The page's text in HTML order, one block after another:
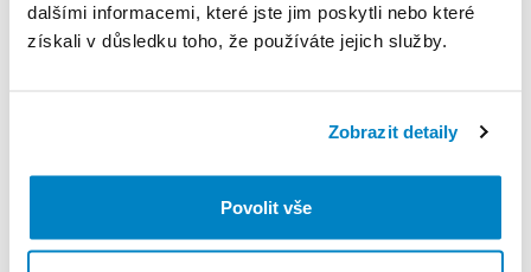
dalšími informacemi, které jste jim poskytli nebo které
získali v důsledku toho, že používáte jejich služby.
Zobrazit detaily
Povolit vše
Produkt v obchodě